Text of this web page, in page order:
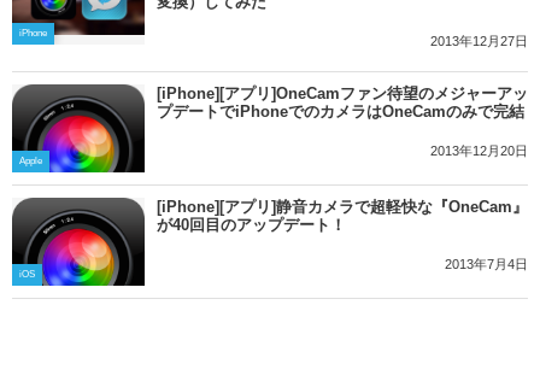
iPhone
2013年12月27日
Apple
[iPhone][アプリ]OneCamファン待望のメジャーアッ
プデートでiPhoneでのカメラはOneCamのみで完結
2013年12月20日
iOS
[iPhone][アプリ]静音カメラで超軽快な『OneCam』
が40回目のアップデート！
2013年7月4日